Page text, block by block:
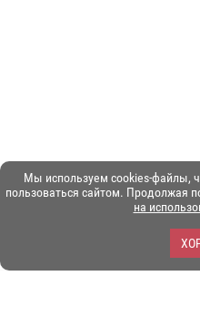
Мы используем cookies-файлы,
пользоваться сайтом. Продолжая
на